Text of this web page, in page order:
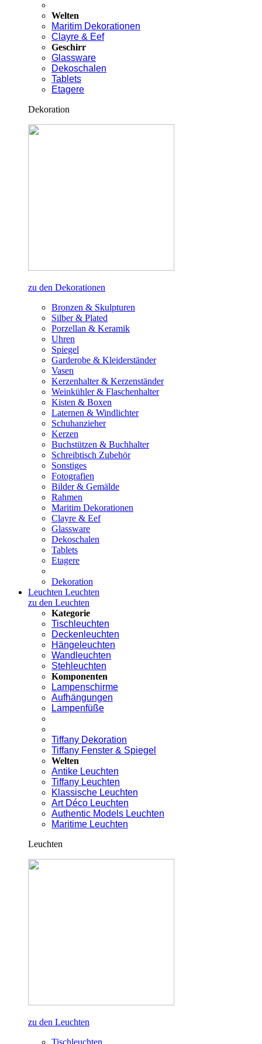
Welten
Maritim Dekorationen
Clayre & Eef
Geschirr
Glassware
Dekoschalen
Tablets
Etagere
Dekoration
zu den Dekorationen
Bronzen & Skulpturen
Silber & Plated
Porzellan & Keramik
Uhren
Spiegel
Garderobe & Kleiderständer
Vasen
Kerzenhalter & Kerzenständer
Weinkühler & Flaschenhalter
Kisten & Boxen
Laternen & Windlichter
Schuhanzieher
Kerzen
Buchstützen & Buchhalter
Schreibtisch Zubehör
Sonstiges
Fotografien
Bilder & Gemälde
Rahmen
Maritim Dekorationen
Clayre & Eef
Glassware
Dekoschalen
Tablets
Etagere
Dekoration
Leuchten Leuchten
zu den Leuchten
Kategorie
Tischleuchten
Deckenleuchten
Hängeleuchten
Wandleuchten
Stehleuchten
Komponenten
Lampenschirme
Aufhängungen
Lampenfüße
Tiffany Dekoration
Tiffany Fenster & Spiegel
Welten
Antike Leuchten
Tiffany Leuchten
Klassische Leuchten
Art Déco Leuchten
Authentic Models Leuchten
Maritime Leuchten
Leuchten
zu den Leuchten
Tischleuchten